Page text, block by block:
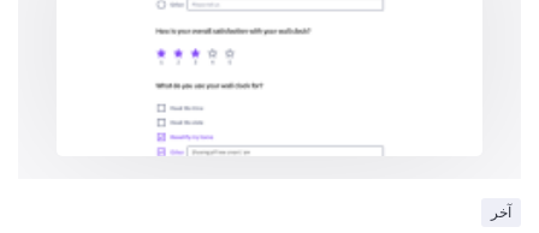
Feedback To Improve Our Serviceآخر